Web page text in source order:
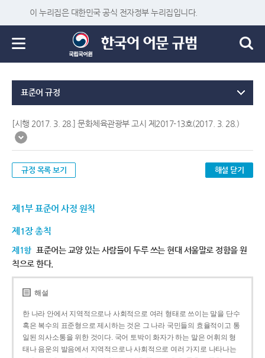
이 누리집은 대한민국 공식 전자정부 누리집입니다.
표준어 규정
[시행 2017. 3. 28.] 문화체육관광부 고시 제2017-13호(2017. 3. 28.)
규정 목록 보기 해설 닫기
제1부 표준어 사정 원칙
제1장 총칙
제1항 표준어는 교양 있는 사람들이 두루 쓰는 현대 서울말로 정함을 원
칙으로 한다.
해설
한 나라 안에서 지역적으로나 사회적으로 여러 형태로 쓰이는 말을 단수
혹은 복수의 표준형으로 제시하는 것은 그 나라 국민들의 효율적이고 통
일된 의사소통을 위한 것이다. 국어 토박이 화자가 하는 말은 어휘의 형
태나 음운의 발음에서 지역적으로나 사회적으로 여러 가지로 나타나는